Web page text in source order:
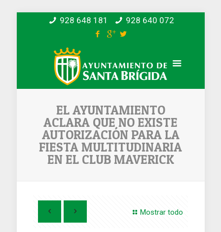
928 648 181 928 640 072
EL AYUNTAMIENTO
ACLARA QUE NO EXISTE
AUTORIZACIÓN PARA LA
FIESTA MULTITUDINARIA
EN EL CLUB MAVERICK
Mostrar todo